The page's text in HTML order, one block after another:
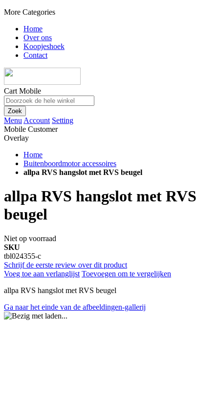
More Categories
Home
Over ons
Koopjeshoek
Contact
Cart Mobile
Zoek
Menu Account Setting
Mobile Customer
Overlay
Home
Buitenboordmotor accessoires
allpa RVS hangslot met RVS beugel
allpa RVS hangslot met RVS
beugel
Niet op voorraad
SKU
tbl024355-c
Schrijf de eerste review over dit product
Voeg toe aan verlanglijst Toevoegen om te vergelijken
allpa RVS hangslot met RVS beugel
Ga naar het einde van de afbeeldingen-gallerij